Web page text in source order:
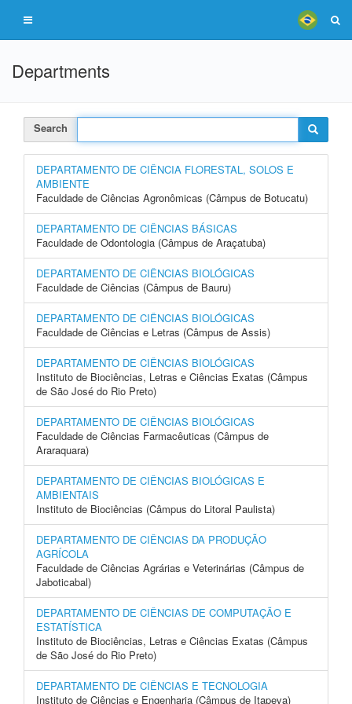
Departments
Search
DEPARTAMENTO DE CIÊNCIA FLORESTAL, SOLOS E
AMBIENTE
Faculdade de Ciências Agronômicas (Câmpus de Botucatu)
DEPARTAMENTO DE CIÊNCIAS BÁSICAS
Faculdade de Odontologia (Câmpus de Araçatuba)
DEPARTAMENTO DE CIÊNCIAS BIOLÓGICAS
Faculdade de Ciências (Câmpus de Bauru)
DEPARTAMENTO DE CIÊNCIAS BIOLÓGICAS
Faculdade de Ciências e Letras (Câmpus de Assis)
DEPARTAMENTO DE CIÊNCIAS BIOLÓGICAS
Instituto de Biociências, Letras e Ciências Exatas (Câmpus
de São José do Rio Preto)
DEPARTAMENTO DE CIÊNCIAS BIOLÓGICAS
Faculdade de Ciências Farmacêuticas (Câmpus de
Araraquara)
DEPARTAMENTO DE CIÊNCIAS BIOLÓGICAS E
AMBIENTAIS
Instituto de Biociências (Câmpus do Litoral Paulista)
DEPARTAMENTO DE CIÊNCIAS DA PRODUÇÃO
AGRÍCOLA
Faculdade de Ciências Agrárias e Veterinárias (Câmpus de
Jaboticabal)
DEPARTAMENTO DE CIÊNCIAS DE COMPUTAÇÃO E
ESTATÍSTICA
Instituto de Biociências, Letras e Ciências Exatas (Câmpus
de São José do Rio Preto)
DEPARTAMENTO DE CIÊNCIAS E TECNOLOGIA
Instituto de Ciências e Engenharia (Câmpus de Itapeva)